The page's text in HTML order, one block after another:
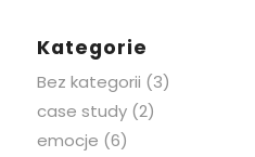
Kategorie
Bez kategorii (3)
case study(2)
emocje (6)